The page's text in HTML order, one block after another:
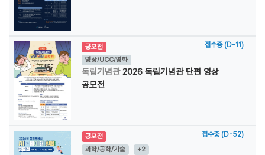
공모전
접수중 (D-11)
영상/UCC/영화
독립기념관2026 독립기념관 단편 영상
공모전
공모전
접수중 (D-52)
과학/공학/기술
+2